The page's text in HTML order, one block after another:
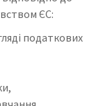
ЄС:
податкових